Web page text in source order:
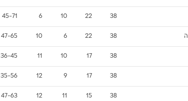
38
22
10
6
45-71
38
22
6
10
47-65
38
17
10
11
36-45
38
17
9
12
35-56
38
15
11
12
47-63